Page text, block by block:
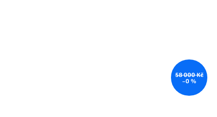
58 000 Kč
–0 %